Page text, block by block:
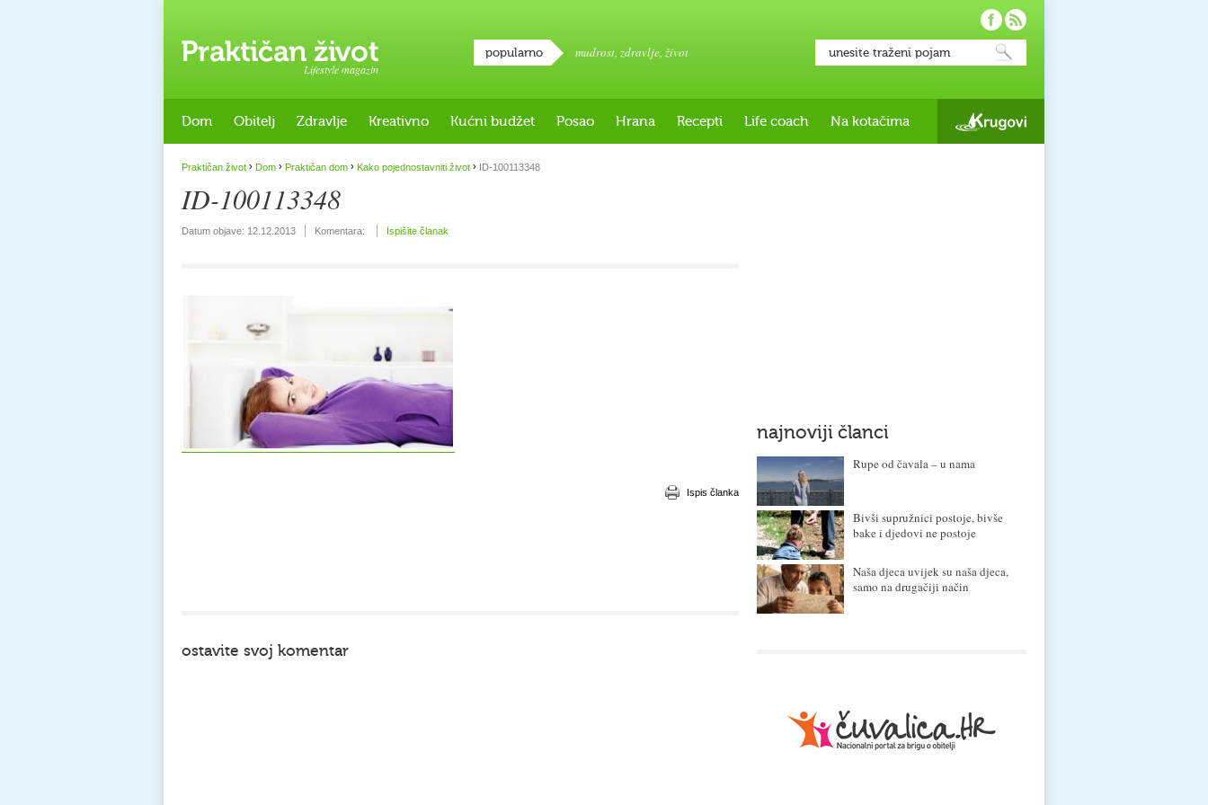
Lifestyle magazin
popularno mudrost, zdravlje, život
Dom Obitelj Zdravlje Kreativno Kućni budžet Posao Hrana Recepti Life coach Na kotačima
Praktičan život › Dom › Praktičan dom › Kako pojednostavniti život › ID-100113348
ID-100113348
Datum objave: 12.12.2013 Komentara: Ispišite članak
Ispis članka
ostavite svoj komentar
najnoviji članci
Rupe od čavala – u nama
Bivši supružnici postoje, bivše
bake i djedovi ne postoje
Naša djeca uvijek su naša djeca,
samo na drugačiji način